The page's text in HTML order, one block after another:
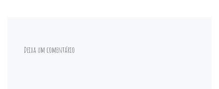
Deixa um comentário